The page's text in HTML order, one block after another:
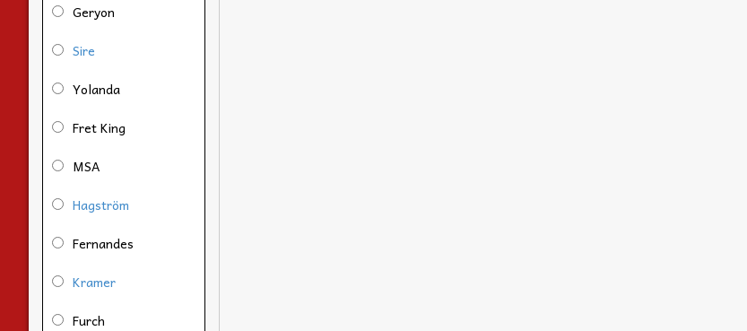
Geryon
Sire
Yolanda
Fret King
MSA
Hagström
Fernandes
Kramer
Furch